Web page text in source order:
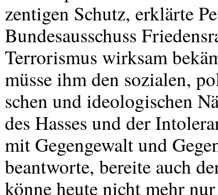
zentigen Schutz, erklärte
Bundesausschuss
Terrorismus wirksam
müsse ihm den sozialen,
schen und ideologischen
des Hasses und der
mit Gegengewalt und
beantworte, bereite auch
könne heute nicht mehr